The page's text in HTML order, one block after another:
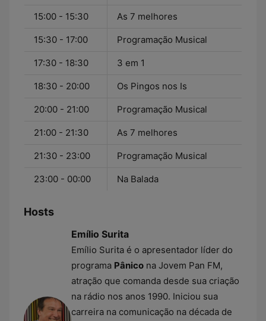
15:00 - 15:30 As 7 melhores
15:30 - 17:00 Programação Musical
17:30 - 18:30 3 em 1
18:30 - 20:00 Os Pingos nos Is
20:00 - 21:00 Programação Musical
21:00 - 21:30 As 7 melhores
21:30 - 23:00 Programação Musical
23:00 - 00:00 Na Balada
Hosts
Emílio Surita
Emílio Surita é o apresentador líder do
programa Pânico na Jovem Pan FM,
atração que comanda desde sua criação
na rádio nos anos 1990. Iniciou sua
carreira na comunicação na década de